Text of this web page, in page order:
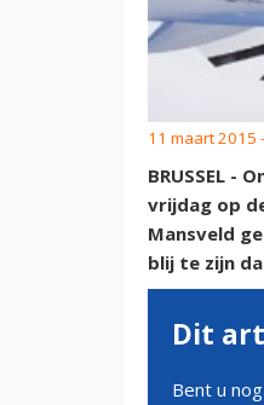
11 maart 2015
BRUSSEL -
vrijdag op
Mansveld
blij te zijn
Dit
Bent u